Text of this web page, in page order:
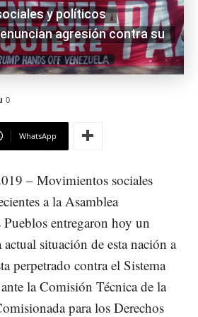
y políticos
agresión contra su
0
WhatsApp
– Movimientos sociales
a la Asamblea
entregaron hoy un
situación de esta nación a
perpetrado contra el Sistema
la Comisión Técnica de la
para los Derechos